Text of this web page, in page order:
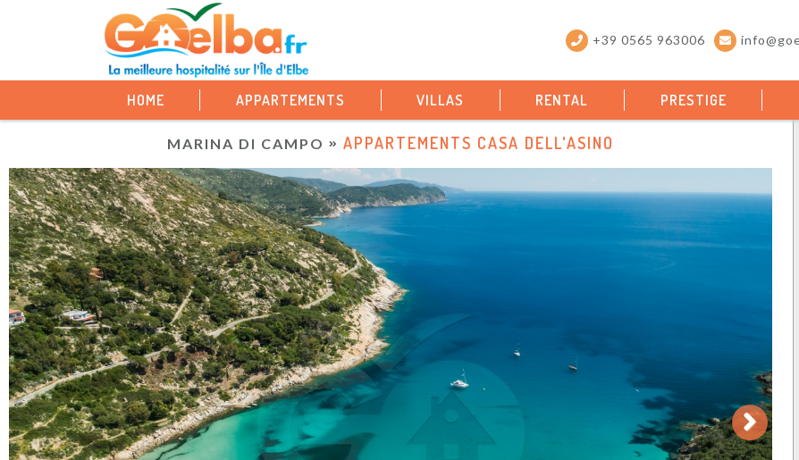
+39 0565 963006
HOME APPARTEMENTS VILLAS RENTAL PRESTIGE
MARINA DI CAMPO APPARTEMENTS CASA DELL'ASINO
Next